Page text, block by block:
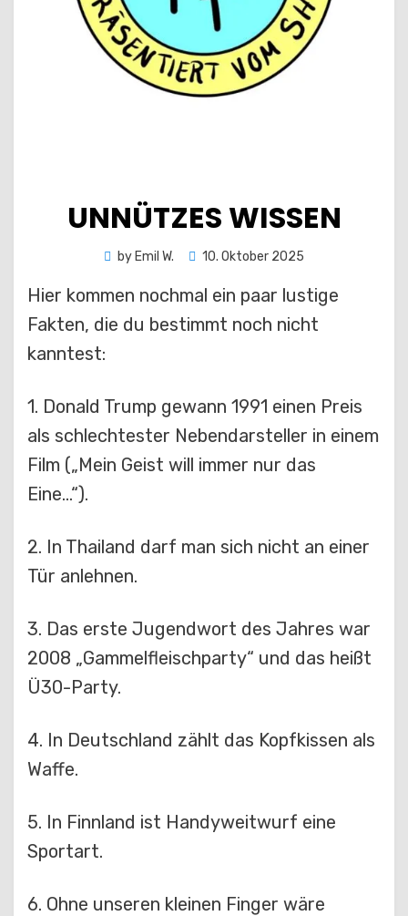
UNNÜTZES WISSEN
by Emil W.
Posted
10. Oktober 2025
Hier kommen nochmal ein paar lustige
Fakten, die du bestimmt noch nicht
kanntest:
1. Donald Trump gewann 1991 einen Preis
als schlechtester Nebendarsteller in einem
Film („Mein Geist will immer nur das
Eine…“).
2. In Thailand darf man sich nicht an einer
Tür anlehnen.
3. Das erste Jugendwort des Jahres war
2008 „Gammelfleischparty“ und das heißt
Ü30-Party.
4. In Deutschland zählt das Kopfkissen als
Waffe.
5. In Finnland ist Handyweitwurf eine
Sportart.
6. Ohne unseren kleinen Finger wäre